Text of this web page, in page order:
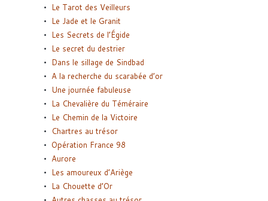
Le Tarot des Veilleurs
Le Jade et le Granit
Les Secrets de l’Égide
Le secret du destrier
Dans le sillage de Sindbad
A la recherche du scarabée d’or
Une journée fabuleuse
La Chevalière du Téméraire
Le Chemin de la Victoire
Chartres au trésor
Opération France 98
Aurore
Les amoureux d’Ariège
La Chouette d’Or